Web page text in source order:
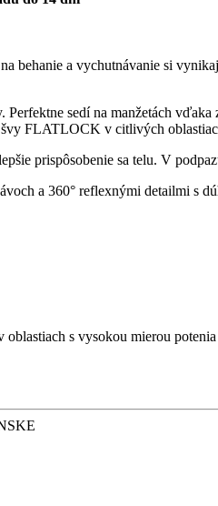
behanie a vychutnávanie si
Perfektne sedí na manžetách
FLATLOCK v citlivých
prispôsobenie sa telu. V
a 360° reflexnými detailmi s
s vysokou mierou potenia